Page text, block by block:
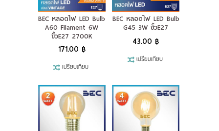
แจ้งชำระเงิน
BEC หลอดไฟ LED Bulb
A60 Filament 6W
ขั้วE27 2700K
171.00 ฿
เปรียบเทียบ
BEC หลอดไฟ LED Bulb
G45 3W ขั้วE27
43.00 ฿
เปรียบเทียบ